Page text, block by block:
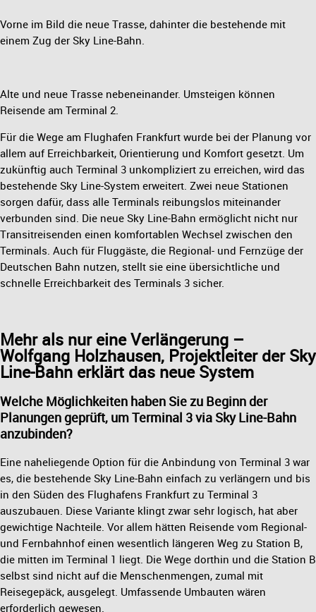
Vorne im Bild die neue Trasse, dahinter die bestehende mit
einem Zug der Sky Line-Bahn.
Alte und neue Trasse nebeneinander. Umsteigen können
Reisende am Terminal 2.
Für die Wege am Flughafen Frankfurt wurde bei der Planung vor
allem auf Erreichbarkeit, Orientierung und Komfort gesetzt. Um
zukünftig auch Terminal 3 unkompliziert zu erreichen, wird das
bestehende Sky Line-System erweitert. Zwei neue Stationen
sorgen dafür, dass alle Terminals reibungslos miteinander
verbunden sind. Die neue Sky Line-Bahn ermöglicht nicht nur
Transitreisenden einen komfortablen Wechsel zwischen den
Terminals. Auch für Fluggäste, die Regional- und Fernzüge der
Deutschen Bahn nutzen, stellt sie eine übersichtliche und
schnelle Erreichbarkeit des Terminals 3 sicher.
Mehr als nur eine Verlängerung –
Wolfgang Holzhausen, Projektleiter der Sky
Line-Bahn erklärt das neue System
Welche Möglichkeiten haben Sie zu Beginn der
Planungen geprüft, um Terminal 3 via Sky Line-Bahn
anzubinden?
Eine naheliegende Option für die Anbindung von Terminal 3 war
es, die bestehende Sky Line-Bahn einfach zu verlängern und bis
in den Süden des Flughafens Frankfurt zu Terminal 3
auszubauen. Diese Variante klingt zwar sehr logisch, hat aber
gewichtige Nachteile. Vor allem hätten Reisende vom Regional-
und Fernbahnhof einen wesentlich längeren Weg zu Station B,
die mitten im Terminal 1 liegt. Die Wege dorthin und die Station B
selbst sind nicht auf die Menschenmengen, zumal mit
Reisegepäck, ausgelegt. Umfassende Umbauten wären
erforderlich gewesen.